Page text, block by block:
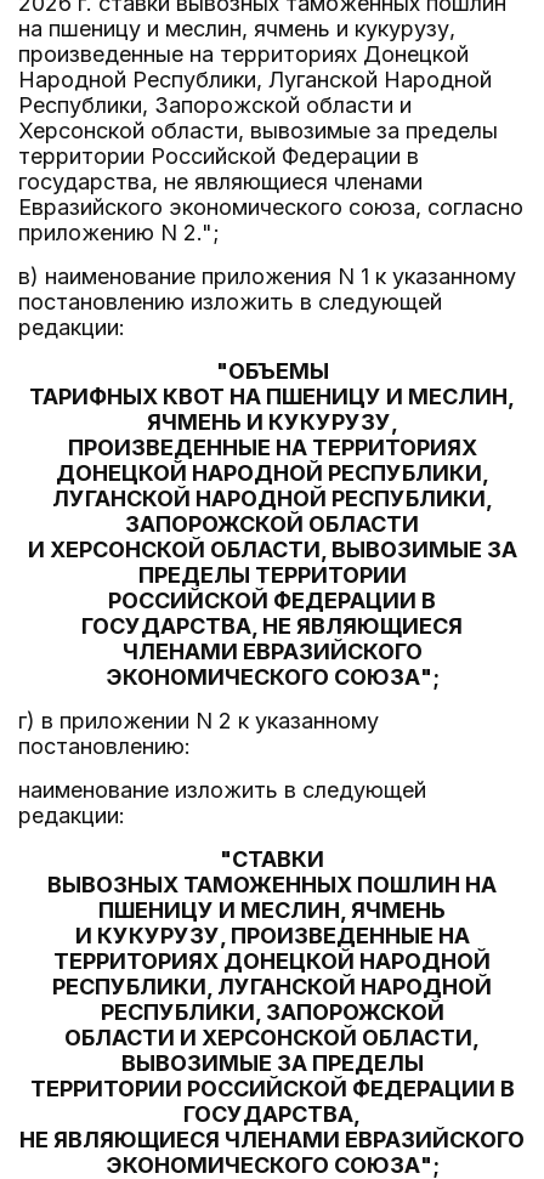
на пшеницу и меслин, ячмень и кукурузу,
произведенные на территориях Донецкой
Народной Республики, Луганской Народной
Республики, Запорожской области и
Херсонской области, вывозимые за пределы
территории Российской Федерации в
государства, не являющиеся членами
Евразийского экономического союза, согласно
приложению N 2.";
в) наименование приложения N 1 к указанному
постановлению изложить в следующей
редакции:
"ОБЪЕМЫ
ТАРИФНЫХ КВОТ НА ПШЕНИЦУ И МЕСЛИН,
ЯЧМЕНЬ И КУКУРУЗУ,
ПРОИЗВЕДЕННЫЕ НА ТЕРРИТОРИЯХ
ДОНЕЦКОЙ НАРОДНОЙ РЕСПУБЛИКИ,
ЛУГАНСКОЙ НАРОДНОЙ РЕСПУБЛИКИ,
ЗАПОРОЖСКОЙ ОБЛАСТИ
И ХЕРСОНСКОЙ ОБЛАСТИ, ВЫВОЗИМЫЕ ЗА
ПРЕДЕЛЫ ТЕРРИТОРИИ
РОССИЙСКОЙ ФЕДЕРАЦИИ В
ГОСУДАРСТВА, НЕ ЯВЛЯЮЩИЕСЯ
ЧЛЕНАМИ ЕВРАЗИЙСКОГО
ЭКОНОМИЧЕСКОГО СОЮЗА";
г) в приложении N 2 к указанному
постановлению:
наименование изложить в следующей
редакции:
"СТАВКИ
ВЫВОЗНЫХ ТАМОЖЕННЫХ ПОШЛИН НА
ПШЕНИЦУ И МЕСЛИН, ЯЧМЕНЬ
И КУКУРУЗУ, ПРОИЗВЕДЕННЫЕ НА
ТЕРРИТОРИЯХ ДОНЕЦКОЙ НАРОДНОЙ
РЕСПУБЛИКИ, ЛУГАНСКОЙ НАРОДНОЙ
РЕСПУБЛИКИ, ЗАПОРОЖСКОЙ
ОБЛАСТИ И ХЕРСОНСКОЙ ОБЛАСТИ,
ВЫВОЗИМЫЕ ЗА ПРЕДЕЛЫ
ТЕРРИТОРИИ РОССИЙСКОЙ ФЕДЕРАЦИИ В
ГОСУДАРСТВА,
НЕ ЯВЛЯЮЩИЕСЯ ЧЛЕНАМИ ЕВРАЗИЙСКОГО
ЭКОНОМИЧЕСКОГО СОЮЗА";